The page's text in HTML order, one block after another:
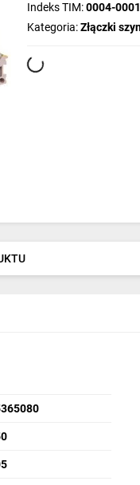
Indeks TIM:0004-
Kategoria:Złączki